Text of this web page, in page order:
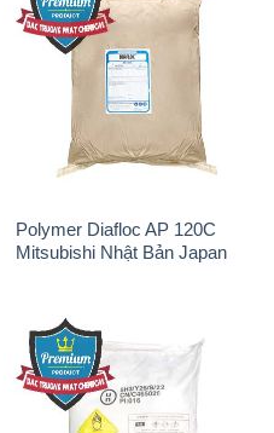
Polymer Diafloc AP 120C
Mitsubishi Nhật Bản Japan